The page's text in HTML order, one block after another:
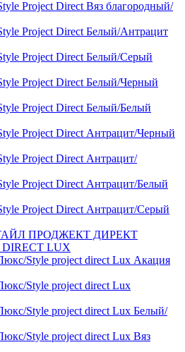
Project Direct Вяз благородный/
Project Direct Белый/Антрацит
Project Direct Белый/Серый
Project Direct Белый/Черный
Project Direct Белый/Белый
Project Direct Антрацит/Черный
Project Direct Антрацит/
Project Direct Антрацит/Белый
Project Direct Антрацит/Серый
СТАЙЛ ПРОДЖЕКТ ДИРЕКТ
LUX
Style project direct Lux Акация
Style project direct Lux
Style project direct Lux Белый/
Style project direct Lux Вяз